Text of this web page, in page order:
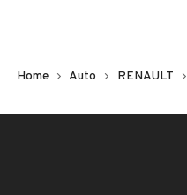
Home Auto RENAULT